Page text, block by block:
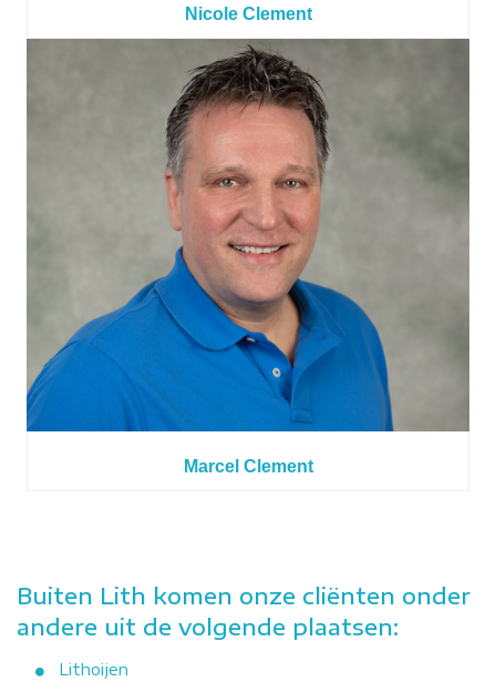
Nicole Clement
Marcel Clement
Buiten Lith komen onze cliënten onder
andere uit de volgende plaatsen:
Lithoijen